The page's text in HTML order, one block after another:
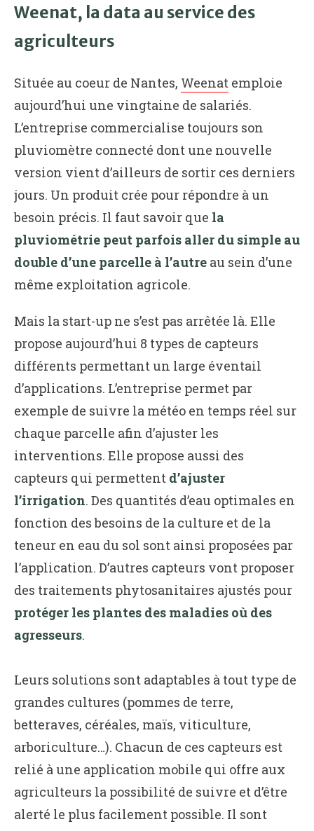
Weenat, la data au service des
agriculteurs
Située au coeur de Nantes, Weenat emploie
aujourd’hui une vingtaine de salariés.
L’entreprise commercialise toujours son
pluviomètre connecté dont une nouvelle
version vient d’ailleurs de sortir ces derniers
jours. Un produit crée pour répondre à un
besoin précis. Il faut savoir que la
pluviométrie peut parfois aller du simple au
double d’une parcelle à l’autre au sein d’une
même exploitation agricole.
Mais la start-up ne s’est pas arrêtée là. Elle
propose aujourd’hui 8 types de capteurs
différents permettant un large éventail
d’applications. L’entreprise permet par
exemple de suivre la météo en temps réel sur
chaque parcelle afin d’ajuster les
interventions. Elle propose aussi des
capteurs qui permettent d’ajuster
l’irrigation. Des quantités d’eau optimales en
fonction des besoins de la culture et de la
teneur en eau du sol sont ainsi proposées par
l’application. D’autres capteurs vont proposer
des traitements phytosanitaires ajustés pour
protéger les plantes des maladies où des
agresseurs.
Leurs solutions sont adaptables à tout type de
grandes cultures (pommes de terre,
betteraves, céréales, maïs, viticulture,
arboriculture…). Chacun de ces capteurs est
relié à une application mobile qui offre aux
agriculteurs la possibilité de suivre et d’être
alerté le plus facilement possible. Il sont